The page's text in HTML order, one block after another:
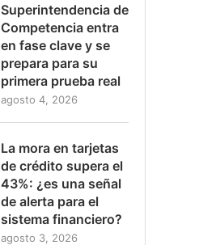
Superintendencia de
Competencia entra
en fase clave y se
prepara para su
primera prueba real
agosto 4, 2026
La mora en tarjetas
de crédito supera el
43%: ¿es una señal
de alerta para el
sistema financiero?
agosto 3, 2026